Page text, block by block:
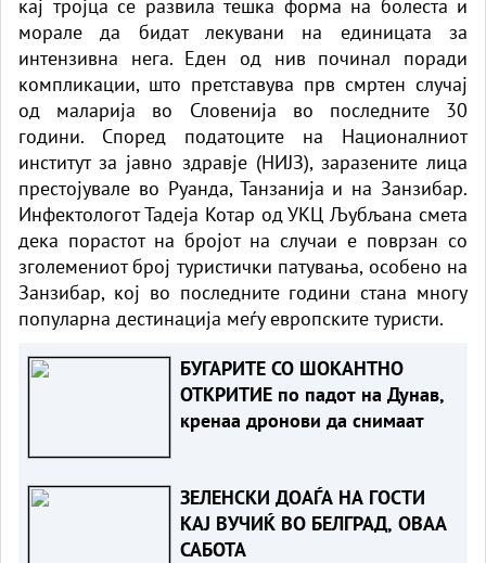
кај тројца се развила тешка форма на болеста и
морале да бидат лекувани на единицата за
интензивна нега. Еден од нив починал поради
компликации, што претставува прв смртен случај
од маларија во Словенија во последните 30
години. Според податоците на Националниот
институт за јавно здравје (НИЈЗ), заразените лица
престојувале во Руанда, Танзанија и на Занзибар.
Инфектологот Тадеја Котар од УКЦ Љубљана смета
дека порастот на бројот на случаи е поврзан со
зголемениот број туристички патувања, особено на
Занзибар, кој во последните години стана многу
популарна дестинација меѓу европските туристи.
БУГАРИТЕ СО ШОКАНТНО
ОТКРИТИЕ по падот на Дунав,
кренаа дронови да снимаат
ЗЕЛЕНСКИ ДОАЃА НА ГОСТИ
КАЈ ВУЧИЌ ВО БЕЛГРАД, ОВАА
САБОТА